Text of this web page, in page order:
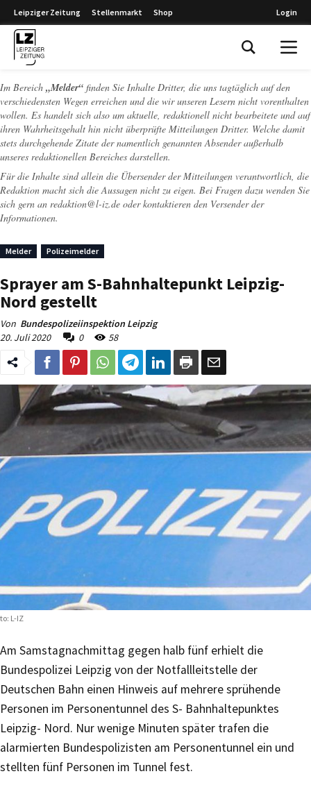
Leipziger Zeitung Stellenmarkt Shop Login
Im Bereich „Melder“ finden Sie Inhalte Dritter, die uns tagtäglich auf den
verschiedensten Wegen erreichen und die wir unseren Lesern nicht vorenthalten
wollen. Es handelt sich also um aktuelle, redaktionell nicht bearbeitete und auf
ihren Wahrheitsgehalt hin nicht überprüfte Mitteilungen Dritter. Welche damit
stets durchgehende Zitate der namentlich genannten Absender außerhalb
unseres redaktionellen Bereiches darstellen.
Für die Inhalte sind allein die Übersender der Mitteilungen verantwortlich, die
Redaktion macht sich die Aussagen nicht zu eigen. Bei Fragen dazu wenden Sie
sich gern an redaktion@l-iz.de oder kontaktieren den Versender der
Informationen.
Melder Polizeimelder
Sprayer am S-Bahnhaltepunkt Leipzig-
Nord gestellt
Von Bundespolizeiinspektion Leipzig
20. Juli 2020
0 58
L-IZ
Am Samstagnachmittag gegen halb fünf erhielt die
Bundespolizei Leipzig von der Notfallleitstelle der
Deutschen Bahn einen Hinweis auf mehrere sprühende
Personen im Personentunnel des S- Bahnhaltepunktes
Leipzig- Nord. Nur wenige Minuten später trafen die
alarmierten Bundespolizisten am Personentunnel ein und
stellten fünf Personen im Tunnel fest.